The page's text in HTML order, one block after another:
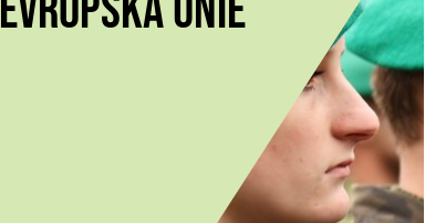
VÍCE INFORMACÍ O TÝMU